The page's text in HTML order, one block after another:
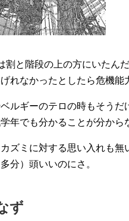
割と階段の上の方にいたん
れなかったとしたら危機能
ルギーのテロの時もそう
年でも分かることが分から
ズミに対する思い入れも
分）頭いいのにさ。
ず